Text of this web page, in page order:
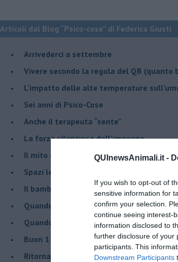
QUInewsAnimali.it -
If you wish to opt-out of
sensitive information for
confirm your selection.
continue seeing interest-
information disclosed to
further disclosure of your
participants. This
Downstream Participants
Articoli dal Blog “Psico-cose” di Federica Giusti
​Arrivederci a settembre
​Vivere secondo la regola del QB (quanto
​L'impatto delle alte temperature
Sei anni di Psico-Cose
​Anche il terapeuta “sente”
​La forza silenziosa dell'impegno
​Il mito della madre leonessa
Spazi leggeri per tempi complessi
Il bambino, il marshmallow e il tempo
​Quando cambia il nome di una sindrome
​Quando il terapeuta torna a casa
​Buon 1 Maggio!
Ritornare indietro di vent’anni